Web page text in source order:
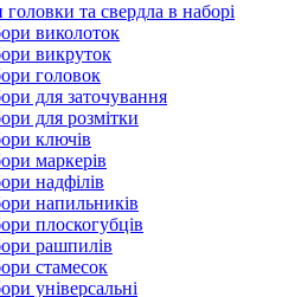
головки та свердла в наборі
виколоток
викруток
головок
для заточування
для розмітки
ключів
маркерів
надфілів
напильників
плоскогубців
рашпилів
стамесок
універсальні